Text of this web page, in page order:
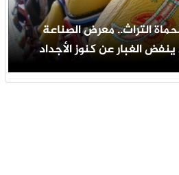
التراث.. معرض الصناعة
الغبار عن كنوز الأجداد